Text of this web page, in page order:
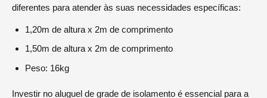
diferentes para atender às suas necessidades específicas:
1,20m de altura x 2m de comprimento
1,50m de altura x 2m de comprimento
Peso: 16kg
Investir no aluguel de grade de isolamento é essencial para a